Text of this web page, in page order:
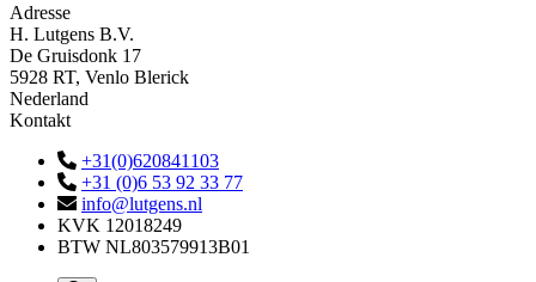
Adresse
H. Lutgens B.V.
De Gruisdonk 17
5928 RT, Venlo Blerick
Nederland
Kontakt
+31(0)620841103
+31 (0)6 53 92 33 77
info@lutgens.nl
KVK 12018249
BTW NL803579913B01